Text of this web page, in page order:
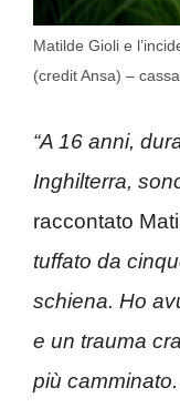
Matilde Gioli e
(credit Ansa) –
“A 16 anni,
Inghilterra,
raccontato
tuffato da
schiena. Ho
e un trauma
più